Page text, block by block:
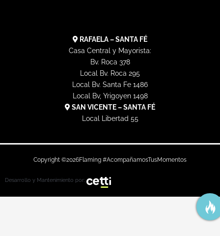
RAFAELA – SANTA FÉ
Casa Central y Mayorista:
Bv. Roca 378
Local Bv. Roca 295
Local Bv. Santa Fe 1486
Local Bv, Yrigoyen 1498
SAN VICENTE – SANTA FÉ
Local Libertad 55
Copyright ©2026Flaming #AcompañamosTusMomentos
Desarrollo y Mantenimiento por: